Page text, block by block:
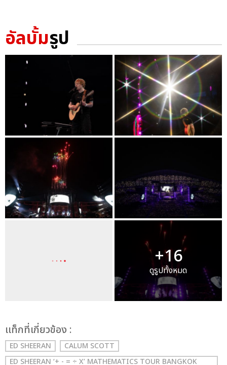
อัลบั้มรูป
+16
ดูรูปทั้งหมด
เเท็กที่เกี่ยวข้อง :
ED SHEERAN
CALUM SCOTT
ED SHEERAN ‘+ - = ÷ X’ MATHEMATICS TOUR BANGKOK